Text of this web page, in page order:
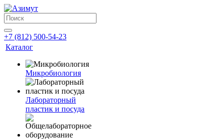
+7 (812) 500-54-23
Каталог
Микробиология
Лабораторный
пластик и посуда